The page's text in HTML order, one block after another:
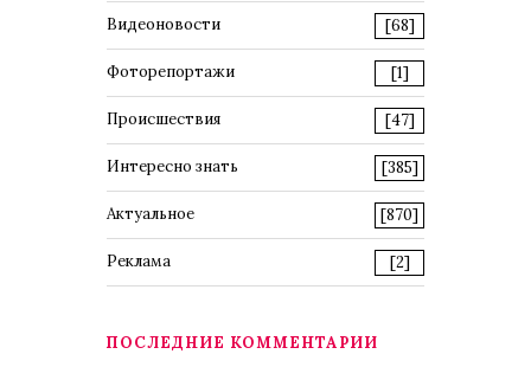
Видеоновости [68]
Фоторепортажи [1]
Происшествия [47]
Интересно знать [385]
Актуальное [870]
Реклама [2]
ПОСЛЕДНИЕ КОММЕНТАРИИ